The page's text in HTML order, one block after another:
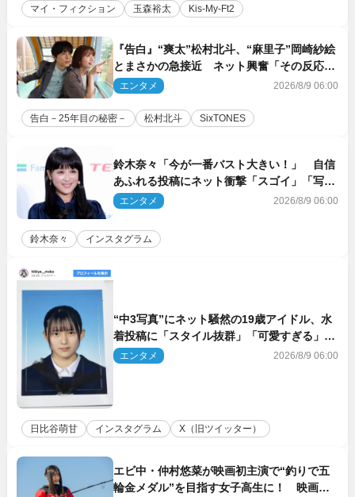
マイ・フィクション 玉森裕太 Kis‐My‐Ft2
『告白』“爽太”松村北斗、“麻里子”岡崎紗絵
とまさかの急接近 ネット興奮「その反応
は」「いいの!?」（ネタバレあり）
エンタメ 2026/8/9 06:00
告白－25年目の秘密－ 松村北斗 SixTONES
鈴木奈々「今が一番バスト大きい！」 自信
あふれる投稿にネット衝撃「スゴイ」「写真
集を出して欲しい」
エンタメ 2026/8/9 06:00
鈴木奈々 インスタグラム
“中3写真”にネット騒然の19歳アイドル、水
着投稿に「スタイル抜群」「可愛すぎる」と
絶賛の声
エンタメ 2026/8/9 06:00
日比谷萌甘 インスタグラム X（旧ツイッター）
エビ中・仲村悠菜が映画初主演で“釣りで五
輪金メダル”を目指す女子高生に！ 映画